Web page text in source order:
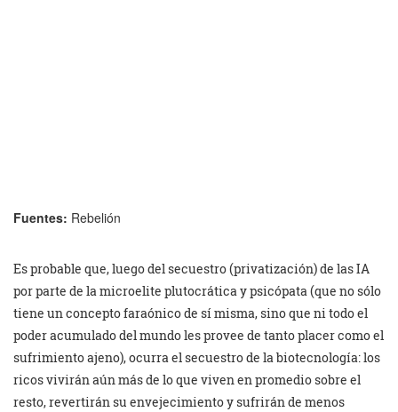
Fuentes: Rebelión
Es probable que, luego del secuestro (privatización) de las IA
por parte de la microelite plutocrática y psicópata (que no sólo
tiene un concepto faraónico de sí misma, sino que ni todo el
poder acumulado del mundo les provee de tanto placer como el
sufrimiento ajeno), ocurra el secuestro de la biotecnología: los
ricos vivirán aún más de lo que viven en promedio sobre el
resto, revertirán su envejecimiento y sufrirán de menos